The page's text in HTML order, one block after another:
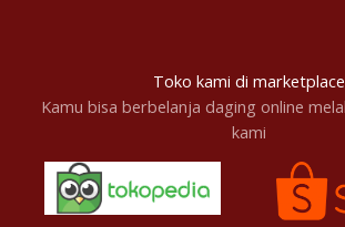
Toko kami di marketplace
Kamu bisa berbelanja daging online
kami